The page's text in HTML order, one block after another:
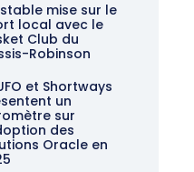
mise sur le
local avec le
Club du
Robinson
et Shortways
un
sur
des
Oracle en